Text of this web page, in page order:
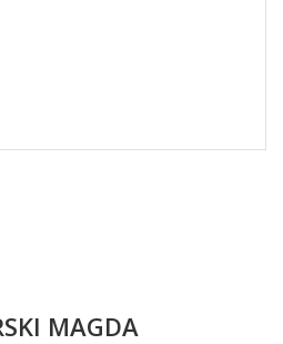
MAGDA